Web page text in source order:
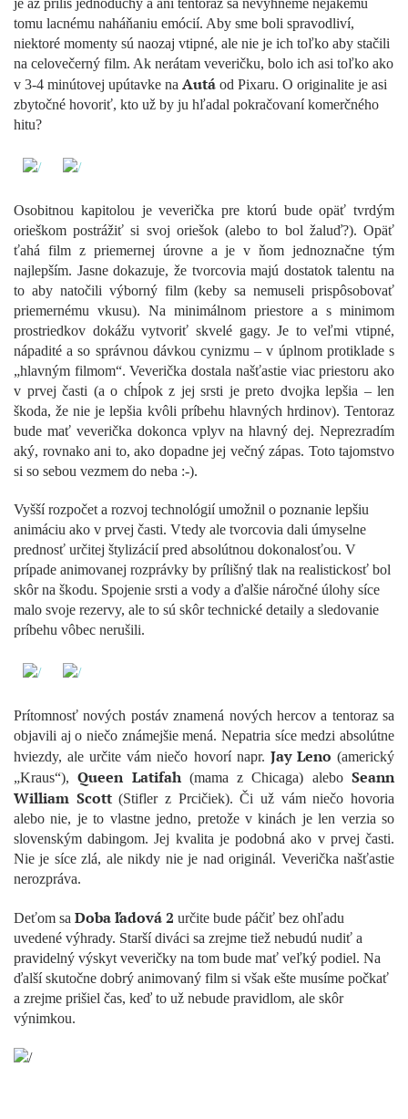
je až príliš jednoduchý a ani tentoraz sa nevyhneme nejakému
tomu lacnému naháňaniu emócií. Aby sme boli spravodliví,
niektoré momenty sú naozaj vtipné, ale nie je ich toľko aby stačili
na celovečerný film. Ak nerátam veveričku, bolo ich asi toľko ako
v 3-4 minútovej upútavke na Autá od Pixaru. O originalite je asi
zbytočné hovoriť, kto už by ju hľadal pokračovaní komerčného
hitu?
Osobitnou kapitolou je veverička pre ktorú bude opäť tvrdým
orieškom postrážiť si svoj oriešok (alebo to bol žaluď?). Opäť
ťahá film z priemernej úrovne a je v ňom jednoznačne tým
najlepším. Jasne dokazuje, že tvorcovia majú dostatok talentu na
to aby natočili výborný film (keby sa nemuseli prispôsobovať
priemernému vkusu). Na minimálnom priestore a s minimom
prostriedkov dokážu vytvoriť skvelé gagy. Je to veľmi vtipné,
nápadité a so správnou dávkou cynizmu – v úplnom protiklade s
„hlavným filmom“. Veverička dostala našťastie viac priestoru ako
v prvej časti (a o chĺpok z jej srsti je preto dvojka lepšia – len
škoda, že nie je lepšia kvôli príbehu hlavných hrdinov). Tentoraz
bude mať veverička dokonca vplyv na hlavný dej. Neprezradím
aký, rovnako ani to, ako dopadne jej večný zápas. Toto tajomstvo
si so sebou vezmem do neba :-).
Vyšší rozpočet a rozvoj technológií umožnil o poznanie lepšiu
animáciu ako v prvej časti. Vtedy ale tvorcovia dali úmyselne
prednosť určitej štylizácií pred absolútnou dokonalosťou. V
prípade animovanej rozprávky by prílišný tlak na realistickosť bol
skôr na škodu. Spojenie srsti a vody a ďalšie náročné úlohy síce
malo svoje rezervy, ale to sú skôr technické detaily a sledovanie
príbehu vôbec nerušili.
Prítomnosť nových postáv znamená nových hercov a tentoraz sa
objavili aj o niečo známejšie mená. Nepatria síce medzi absolútne
hviezdy, ale určite vám niečo hovorí napr. Jay Leno (americký
„Kraus“),Queen Latifah(mama z Chicaga) aleboSeann
William Scott(Stifler z Prcičiek). Či už vám niečo hovoria
alebo nie, je to vlastne jedno, pretože v kinách je len verzia so
slovenským dabingom. Jej kvalita je podobná ako v prvej časti.
Nie je síce zlá, ale nikdy nie je nad originál. Veverička našťastie
nerozpráva.
Deťom sa Doba ľadová 2 určite bude páčiť bez ohľadu
uvedené výhrady. Starší diváci sa zrejme tiež nebudú nudiť a
pravidelný výskyt veveričky na tom bude mať veľký podiel. Na
ďalší skutočne dobrý animovaný film si však ešte musíme počkať
a zrejme prišiel čas, keď to už nebude pravidlom, ale skôr
výnimkou.